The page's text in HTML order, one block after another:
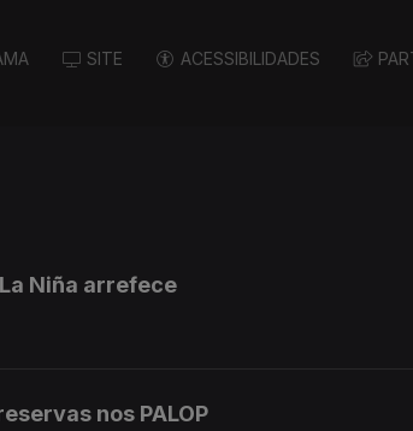
SITE ACESSIBILIDADES
Niña arrefece
nos PALOP